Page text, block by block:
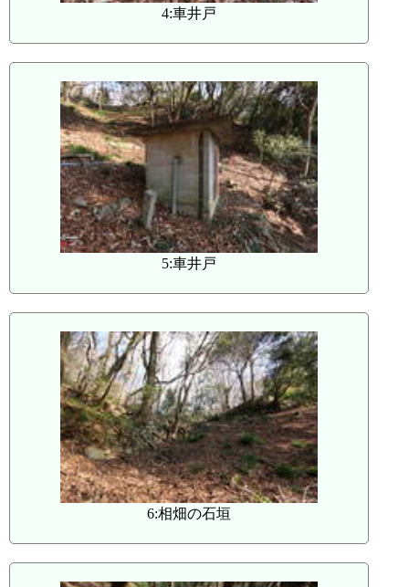
4:車井戸
5:車井戸
6:相畑の石垣